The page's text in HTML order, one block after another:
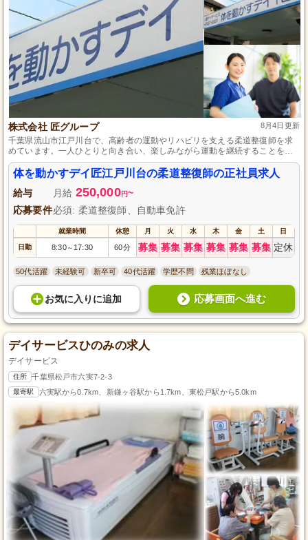
株式会社 匠グループ 8月4日更新
千葉県流山市江戸川台で、高齢者の運動やリハビリを支える柔道整復師を求
めています。一人ひとりと向き合い、楽しみながら運動を継続することを目
標とした少人数制でアットホームな環境が魅力です。予防接種の費用負担や
研修制度も充実しており、経験がなくてもスキルアップを目指せる環境がこ
こにはあります。
体を動かすデイ匠江戸川台の柔道整復師の正社員求人
給与 月給 250,000円~
応募要件必須: 柔道整復師、自動車免許
就業時間 休憩 月 火 水 木 金 土 日
日勤 8:30～ 17:30 60分 募集 募集 募集 募集 募集 募集 定休
50代活躍 未経験可 新卒可 40代活躍 学歴不問 残業ほぼなし
お気に入り に追加 応募画面へ進む
デイサービスひのみの求人
デイサービス
住所 千葉県松戸市六実7-2-3
最寄駅 六実駅から0.7km、新鎌ヶ谷駅から1.7km、東松戸駅から5.0km